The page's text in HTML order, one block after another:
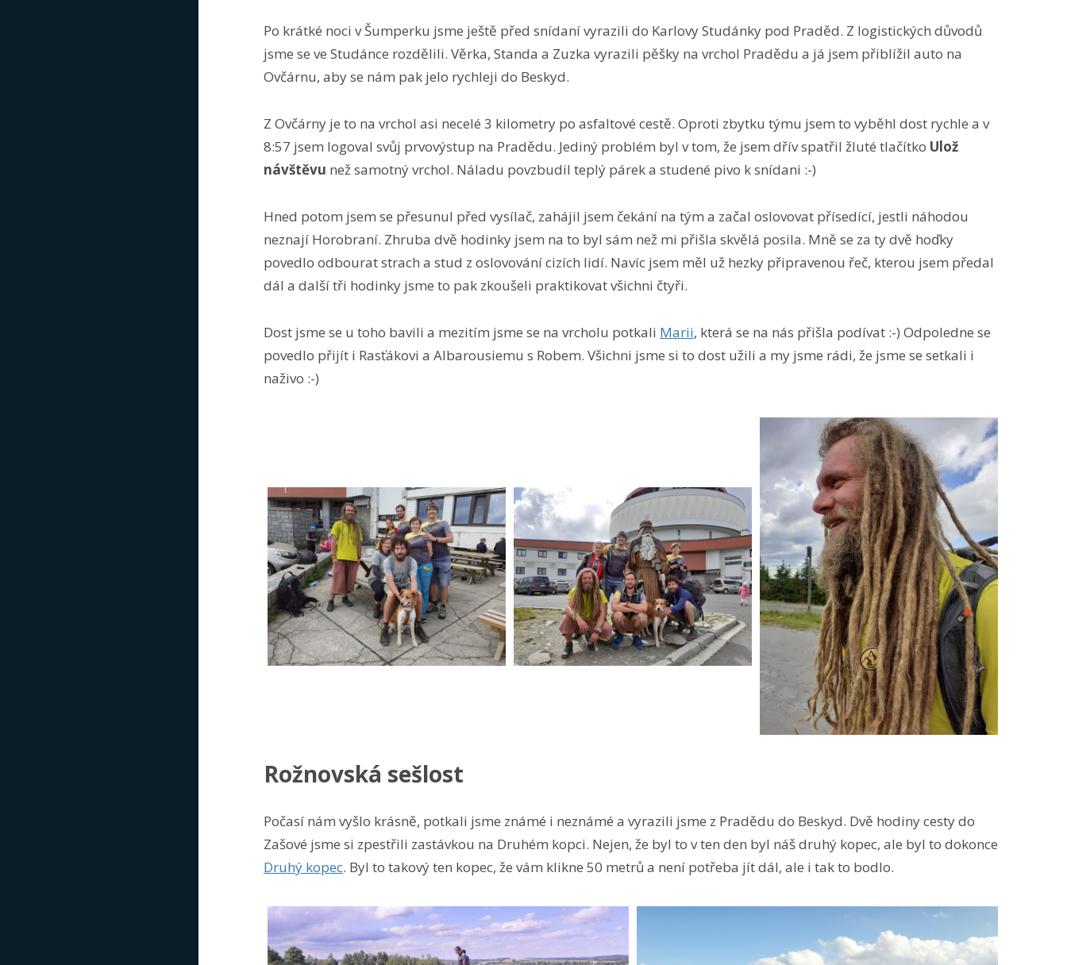
Po krátké noci v Šumperku jsme ještě před snídaní vyrazili do Karlovy Studánky pod Praděd. Z logistických důvodů
jsme se ve Studánce rozdělili. Věrka, Standa a Zuzka vyrazili pěšky na vrchol Pradědu a já jsem přiblížil auto na
Ovčárnu, aby se nám pak jelo rychleji do Beskyd.
Z Ovčárny je to na vrchol asi necelé 3 kilometry po asfaltové cestě. Oproti zbytku týmu jsem to vyběhl dost rychle a v
8:57 jsem logoval svůj prvovýstup na Pradědu. Jediný problém byl v tom, že jsem dřív spatřil žluté tlačítko Ulož
návštěvu než samotný vrchol. Náladu povzbudil teplý párek a studené pivo k snídani :-)
Hned potom jsem se přesunul před vysílač, zahájil jsem čekání na tým a začal oslovovat přísedící, jestli náhodou
neznají Horobraní. Zhruba dvě hodinky jsem na to byl sám než mi přišla skvělá posila. Mně se za ty dvě hoďky
povedlo odbourat strach a stud z oslovování cizích lidí. Navíc jsem měl už hezky připravenou řeč, kterou jsem předal
dál a další tři hodinky jsme to pak zkoušeli praktikovat všichni čtyři.
Dost jsme se u toho bavili a mezitím jsme se na vrcholu potkali Marii, která se na nás přišla podívat :-) Odpoledne se
povedlo přijít i Rasťákovi a Albarousiemu s Robem. Všichni jsme si to dost užili a my jsme rádi, že jsme se setkali i
naživo :-)
Rožnovská sešlost
Počasí nám vyšlo krásně, potkali jsme známé i neznámé a vyrazili jsme z Pradědu do Beskyd. Dvě hodiny cesty do
Zašové jsme si zpestřili zastávkou na Druhém kopci. Nejen, že byl to v ten den byl náš druhý kopec, ale byl to dokonce
Druhý kopec. Byl to takový ten kopec, že vám klikne 50 metrů a není potřeba jít dál, ale i tak to bodlo.